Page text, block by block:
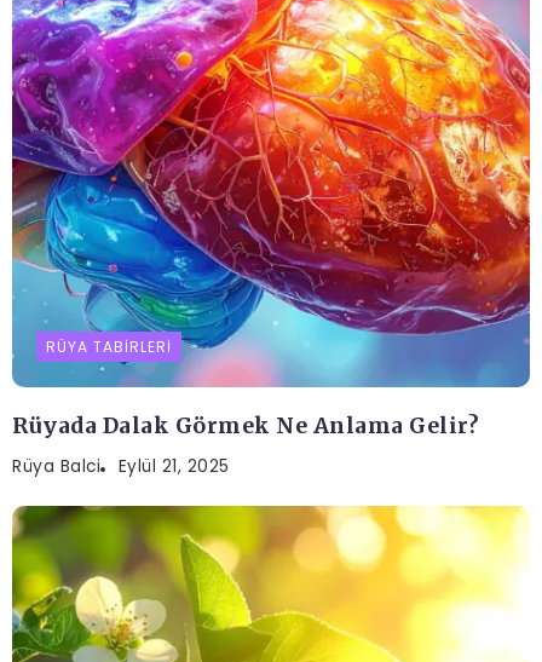
RÜYA TABIRLERI
Rüyada Dalak Görmek Ne Anlama Gelir?
Rüya Balci Eylül 21, 2025